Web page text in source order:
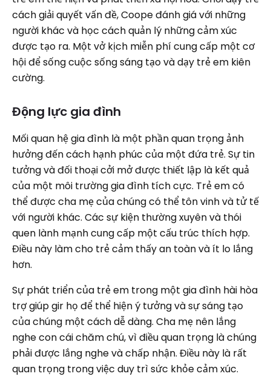
cách giải quyết vấn đề, Coope đánh giá với những
người khác và học cách quản lý những cảm xúc
được tạo ra. Một vở kịch miễn phí cung cấp một cơ
hội để sống cuộc sống sáng tạo và dạy trẻ em kiên
cường.
Động lực gia đình
Mối quan hệ gia đình là một phần quan trọng ảnh
hưởng đến cách hạnh phúc của một đứa trẻ. Sự tin
tưởng và đối thoại cởi mở được thiết lập là kết quả
của một môi trường gia đình tích cực. Trẻ em có
thể được cha mẹ của chúng có thể tôn vinh và tử tế
với người khác. Các sự kiện thường xuyên và thói
quen lành mạnh cung cấp một cấu trúc thích hợp.
Điều này làm cho trẻ cảm thấy an toàn và ít lo lắng
hơn.
Sự phát triển của trẻ em trong một gia đình hài hòa
trợ giúp gir họ để thể hiện ý tưởng và sự sáng tạo
của chúng một cách dễ dàng. Cha mẹ nên lắng
nghe con cái chăm chú, vì điều quan trọng là chúng
phải được lắng nghe và chấp nhận. Điều này là rất
quan trọng trong việc duy trì sức khỏe cảm xúc.